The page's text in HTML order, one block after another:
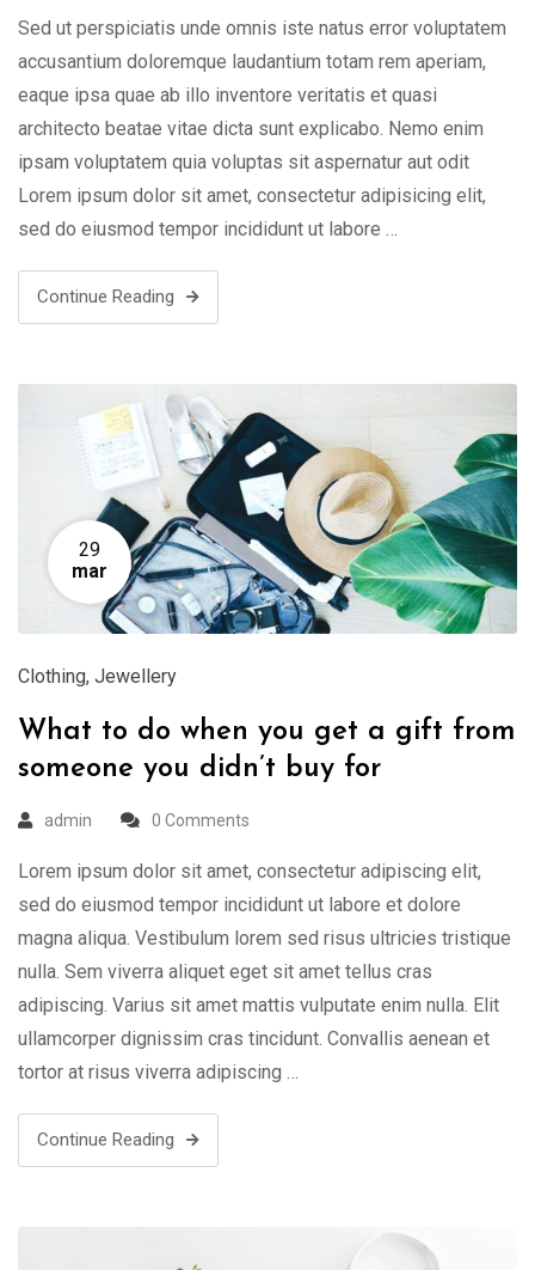
Sed ut perspiciatis unde omnis iste natus error voluptatem
accusantium doloremque laudantium totam rem aperiam,
eaque ipsa quae ab illo inventore veritatis et quasi
architecto beatae vitae dicta sunt explicabo. Nemo enim
ipsam voluptatem quia voluptas sit aspernatur aut odit
Lorem ipsum dolor sit amet, consectetur adipisicing elit,
sed do eiusmod tempor incididunt ut labore …
Continue Reading
29
mar
Clothing, Jewellery
What to do when you get a gift from
someone you didn’t buy for
admin 0 Comments
Lorem ipsum dolor sit amet, consectetur adipiscing elit,
sed do eiusmod tempor incididunt ut labore et dolore
magna aliqua. Vestibulum lorem sed risus ultricies tristique
nulla. Sem viverra aliquet eget sit amet tellus cras
adipiscing. Varius sit amet mattis vulputate enim nulla. Elit
ullamcorper dignissim cras tincidunt. Convallis aenean et
tortor at risus viverra adipiscing …
Continue Reading